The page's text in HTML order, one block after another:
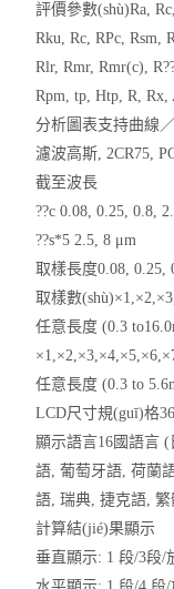
工具顯微鏡系
金相顯微鏡
刀具預調
白光干涉儀
專用IC系列
測量軟件系列
儀器儀表
交通運輸
光密度計
評價參數(shù)Ra,
Rku, Rc, RPc, Rsm,
Rlr, Rmr, Rmr(c),
Rpm, tp, Htp, R,
分析圖表支持曲線
濾波高斯, 2CR75,
截至波長
??c 0.08, 0.25, 0.8,
??s*5 2.5, 8 μm
取樣長度0.08, 0.25,
取樣數
任意長度 (0.3
任意長度 (0.3 to
LCD尺寸規(guī)格
顯示語言16國語言
語, 葡萄牙語, 荷蘭
語, 瑞典, 捷克語,
計算結(jié)果顯示
垂直顯示: 1 段/3段/